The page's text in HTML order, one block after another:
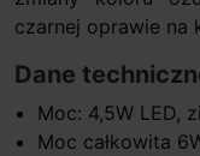
czarnej oprawie na
Dane
Moc: 4,5W LED,
Moc całkowita